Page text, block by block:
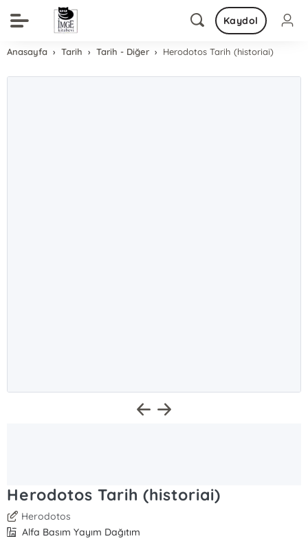
Kaydol
Anasayfa Tarih Tarih - Diğer Herodotos Tarih (historiai)
Herodotos Tarih (historiai)
Herodotos
Alfa Basım Yayım Dağıtım